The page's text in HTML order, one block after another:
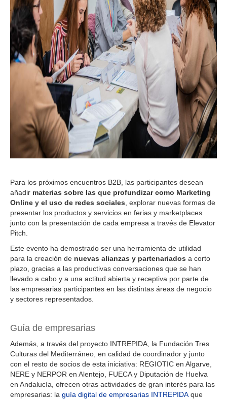
Para los próximos encuentros B2B, las participantes desean
añadir materias sobre las que profundizar como Marketing
Online y el uso de redes sociales , explorar nuevas formas de
presentar los productos y servicios en ferias y marketplaces
junto con la presentación de cada empresa a través de Elevator
Pitch.
Este evento ha demostrado ser una herramienta de utilidad
para la creación de nuevas alianzas y partenariados a corto
plazo, gracias a las productivas conversaciones que se han
llevado a cabo y a una actitud abierta y receptiva por parte de
las empresarias participantes en las distintas áreas de negocio
y sectores representados.
Guía de empresarias
Además, a través del proyecto INTREPIDA, la Fundación Tres
Culturas del Mediterráneo, en calidad de coordinador y junto
con el resto de socios de esta iniciativa: REGIOTIC en Algarve,
NERE y NERPOR en Alentejo, FUECA y Diputación de Huelva
en Andalucía, ofrecen otras actividades de gran interés para las
empresarias: la guía digital de empresarias INTREPIDA que